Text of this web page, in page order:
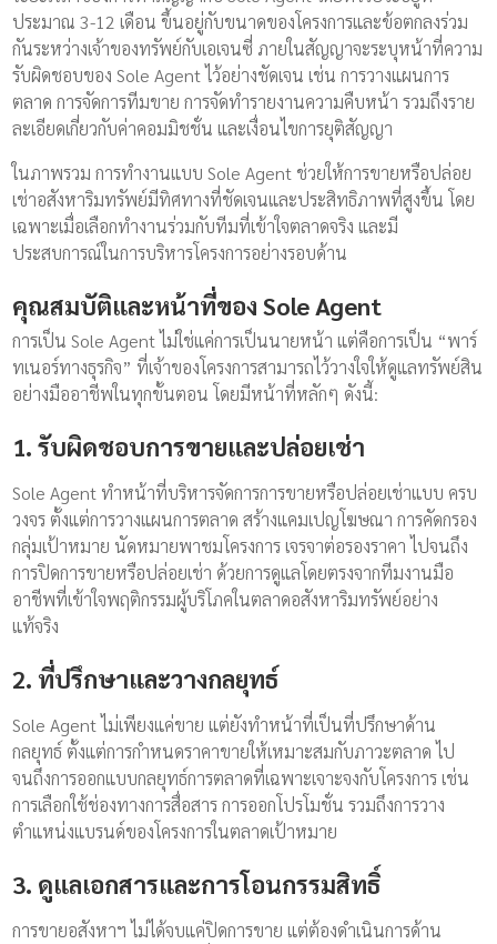
ประมาณ 3-12 เดือน ขึ้นอยู่กับขนาดของโครงการและข้อตกลงร่วม
กันระหว่างเจ้าของทรัพย์กับเอเจนซี่ ภายในสัญญาจะระบุหน้าที่ความ
รับผิดชอบของ Sole Agent ไว้อย่างชัดเจน เช่น การวางแผนการ
ตลาด การจัดการทีมขาย การจัดทำรายงานความคืบหน้า รวมถึงราย
ละเอียดเกี่ยวกับค่าคอมมิชชั่น และเงื่อนไขการยุติสัญญา
ในภาพรวม การทำงานแบบ Sole Agent ช่วยให้การขายหรือปล่อย
เช่าอสังหาริมทรัพย์มีทิศทางที่ชัดเจนและประสิทธิภาพที่สูงขึ้น โดย
เฉพาะเมื่อเลือกทำงานร่วมกับทีมที่เข้าใจตลาดจริง และมี
ประสบการณ์ในการบริหารโครงการอย่างรอบด้าน
คุณสมบัติและหน้าที่ของ Sole Agent
การเป็น Sole Agent ไม่ใช่แค่การเป็นนายหน้า แต่คือการเป็น “พาร์
ทเนอร์ทางธุรกิจ” ที่เจ้าของโครงการสามารถไว้วางใจให้ดูแลทรัพย์สิน
อย่างมืออาชีพในทุกขั้นตอน โดยมีหน้าที่หลักๆ ดังนี้:
1. รับผิดชอบการขายและปล่อยเช่า
Sole Agent ทำหน้าที่บริหารจัดการการขายหรือปล่อยเช่าแบบ ครบ
วงจร ตั้งแต่การวางแผนการตลาด สร้างแคมเปญโฆษณา การคัดกรอง
กลุ่มเป้าหมาย นัดหมายพาชมโครงการ เจรจาต่อรองราคา ไปจนถึง
การปิดการขายหรือปล่อยเช่า ด้วยการดูแลโดยตรงจากทีมงานมือ
อาชีพที่เข้าใจพฤติกรรมผู้บริโภคในตลาดอสังหาริมทรัพย์อย่าง
แท้จริง
2. ที่ปรึกษาและวางกลยุทธ์
Sole Agent ไม่เพียงแค่ขาย แต่ยังทำหน้าที่เป็นที่ปรึกษาด้าน
กลยุทธ์ ตั้งแต่การกำหนดราคาขายให้เหมาะสมกับภาวะตลาด ไป
จนถึงการออกแบบกลยุทธ์การตลาดที่เฉพาะเจาะจงกับโครงการ เช่น
การเลือกใช้ช่องทางการสื่อสาร การออกโปรโมชั่น รวมถึงการวาง
ตำแหน่งแบรนด์ของโครงการในตลาดเป้าหมาย
3. ดูแลเอกสารและการโอนกรรมสิทธิ์
การขายอสังหาฯ ไม่ได้จบแค่ปิดการขาย แต่ต้องดำเนินการด้าน